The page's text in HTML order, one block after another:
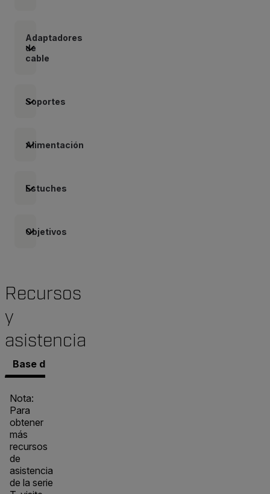
Adaptadores
de
cable
Soportes
Alimentación
Estuches
Objetivos
Recursos
y
asistencia
Base de conocimientos
Nota:
Para
obtener
más
recursos
de
asistencia
de la serie